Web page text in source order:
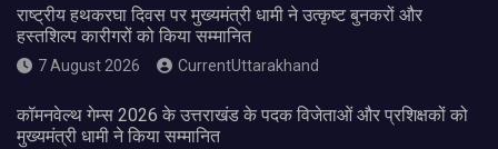
राष्ट्रीय हथकरघा दिवस पर मुख्यमंत्री धामी ने उत्कृष्ट बुनकरों और
हस्तशिल्प कारीगरों को किया सम्मानित
7 August 2026 CurrentUttarakhand
कॉमनवेल्थ गेम्स 2026 के उत्तराखंड के पदक विजेताओं और प्रशिक्षकों को
मुख्यमंत्री धामी ने किया सम्मानित